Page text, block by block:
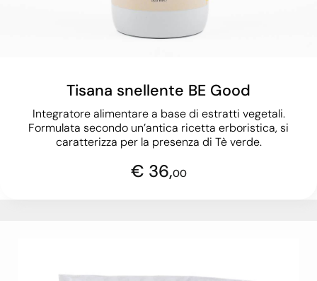
Tisana snellente BE Good
Integratore alimentare a base di estratti vegetali.
Formulata secondo un’antica ricetta erboristica, si
caratterizza per la presenza di Tè verde.
€ 36,00